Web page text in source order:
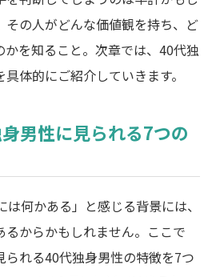
その人がどんな価値観を持ち、ど
を知ること。次章では、40代独
体的にご紹介していきます。
男性に見られる7つの
は何かある」と感じる背景には、
からかもしれません。ここで
られる40代独身男性の特徴を7つ